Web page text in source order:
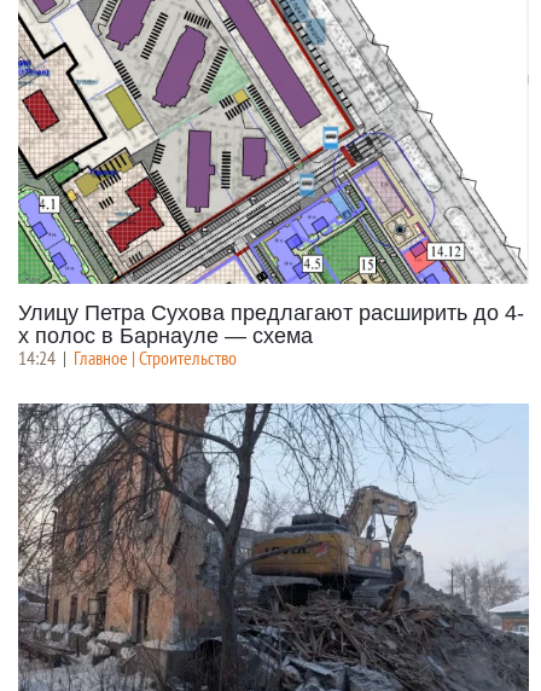
Улицу Петра Сухова предлагают расширить до 4-
х полос в Барнауле — схема
14:24 | Главное | Строительство